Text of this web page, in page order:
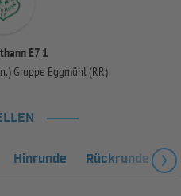
E7 1
Gruppe Eggmühl (RR)
Hinrunde Rückrunde